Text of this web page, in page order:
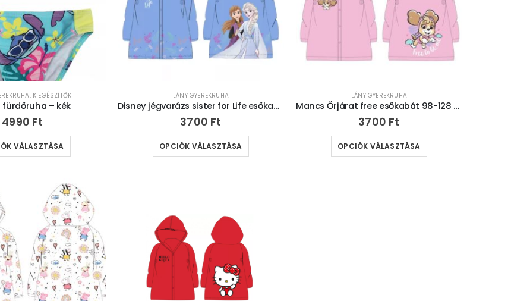
, KIEGÉSZÍTŐK
– kék
4990 Ft
VÁLASZTÁSA
LÁNY GYEREKRUHA
Disney jégvarázs sister for Life esőkabát 104-134 cm
3700 Ft
OPCIÓK VÁLASZTÁSA
LÁNY GYEREKRUHA
Mancs Őrjárat free esőkabát 98-128 cm
3700 Ft
OPCIÓK VÁLASZTÁSA